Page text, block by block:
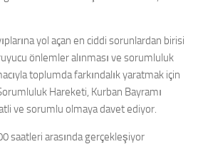
yol açan en ciddi sorunlardan birisi
önlemler alınması ve sorumluluk
toplumda farkındalık yaratmak için
Hareketi, Kurban Bayramı
ve sorumlu olmaya davet ediyor.
saatleri arasında gerçekleşiyor